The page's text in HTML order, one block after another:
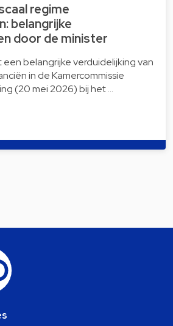
regime
belangrijke
door de minister
een belangrijke verduidelijking van
in de Kamercommissie
(20 mei 2026) bij het …